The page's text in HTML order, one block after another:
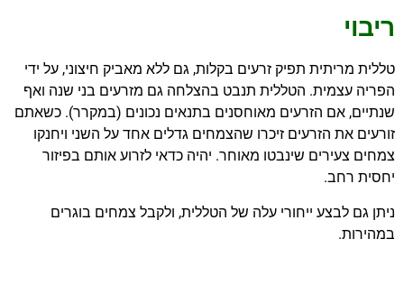
ריבוי
טללית מריתית תפיק זרעים בקלות, גם ללא מאביק חיצוני, על ידי
הפריה עצמית. הטללית תנבט בהצלחה גם מזרעים בני שנה ואף
שנתיים, אם הזרעים מאוחסנים בתנאים נכונים (במקרר). כשאתם
זורעים את הזרעים זיכרו שהצמחים גדלים אחד על השני ויחנקו
צמחים צעירים שינבטו מאוחר. יהיה כדאי לזרוע אותם בפיזור
יחסית רחב.
ניתן גם לבצע ייחורי עלה של הטללית, ולקבל צמחים בוגרים
במהירות.